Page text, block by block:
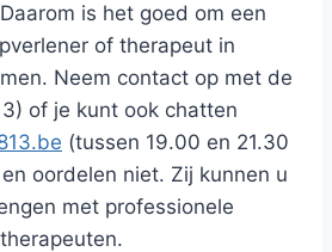
is het goed om een
of therapeut in
Neem contact op met de
of je kunt ook chatten
(tussen 19.00 en 21.30
oordelen niet. Zij kunnen u
met professionele